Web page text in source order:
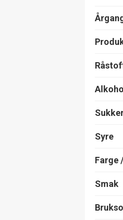
Syre
Farge
Smak